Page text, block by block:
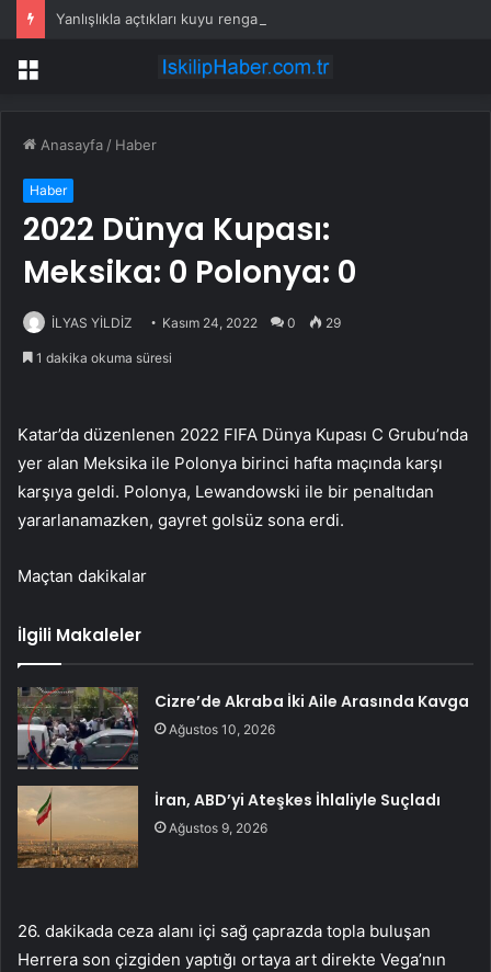
Menü
Anasayfa / Haber
Haber
2022 Dünya Kupası:
Meksika: 0 Polonya: 0
İLYAS YİLDİZ Kasım 24, 2022 0 29
1 dakika okuma süresi
Katar’da düzenlenen 2022 FIFA Dünya Kupası C Grubu’nda
yer alan Meksika ile Polonya birinci hafta maçında karşı
karşıya geldi. Polonya, Lewandowski ile bir penaltıdan
yararlanamazken, gayret golsüz sona erdi.
Maçtan dakikalar
İlgili Makaleler
Cizre’de Akraba İki Aile Arasında Kavga
Ağustos 10, 2026
İran, ABD’yi Ateşkes İhlaliyle Suçladı
Ağustos 9, 2026
26. dakikada ceza alanı içi sağ çaprazda topla buluşan
Herrera son çizgiden yaptığı ortaya art direkte Vega’nın